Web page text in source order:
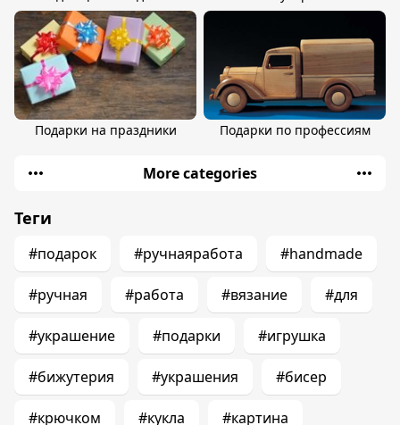
Подарки на праздники Подарки по профессиям
More categories
Теги
#подарок #ручнаяработа #handmade
#ручная #работа #вязание #для
#украшение #подарки #игрушка
#бижутерия #украшения #бисер
#крючком #кукла #картина